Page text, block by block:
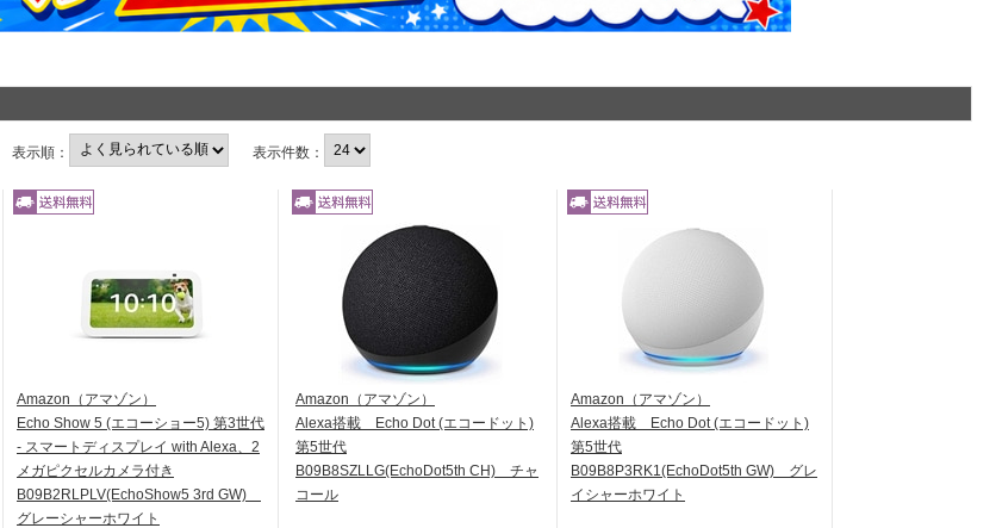
表示順： 表示件数：
Amazon（アマゾン）
Echo Show 5 (エコーショー5) 第3世代
- スマートディスプレイ with Alexa、2
メガピクセルカメラ付き
B09B2RLPLV(EchoShow5 3rd GW)
グレーシャーホワイト
Amazon（アマゾン）
Alexa搭載 Echo Dot (エコードット)
第5世代
B09B8SZLLG(EchoDot5th CH) チャ
コール
Amazon（アマゾン）
Alexa搭載 Echo Dot (エコードット)
第5世代
B09B8P3RK1(EchoDot5th GW) グレ
イシャーホワイト